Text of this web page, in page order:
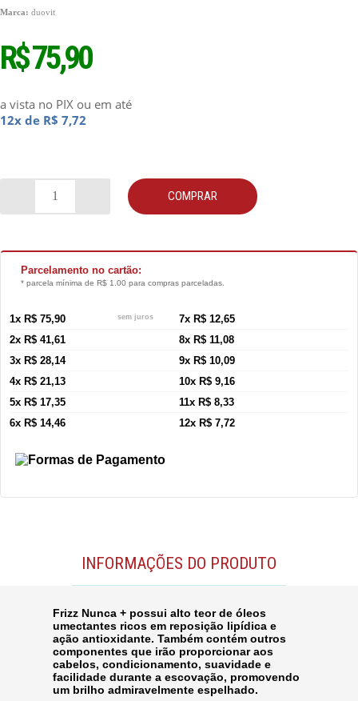
Marca: duovit
R$ 75,90
a vista no PIX ou em até
12x de R$ 7,72
COMPRAR
Parcelamento no cartão:
* parcela mínima de R$ 1.00 para compras parceladas.
1x R$ 75,90 sem juros
2x R$ 41,61
3x R$ 28,14
4x R$ 21,13
5x R$ 17,35
6x R$ 14,46
7x R$ 12,65
8x R$ 11,08
9x R$ 10,09
10x R$ 9,16
11x R$ 8,33
12x R$ 7,72
INFORMAÇÕES DO PRODUTO
Frizz Nunca + possui alto teor de óleos
umectantes ricos em reposição lipídica e
ação antioxidante. Também contém outros
componentes que irão proporcionar aos
cabelos, condicionamento, suavidade e
facilidade durante a escovação, promovendo
um brilho admiravelmente espelhado.